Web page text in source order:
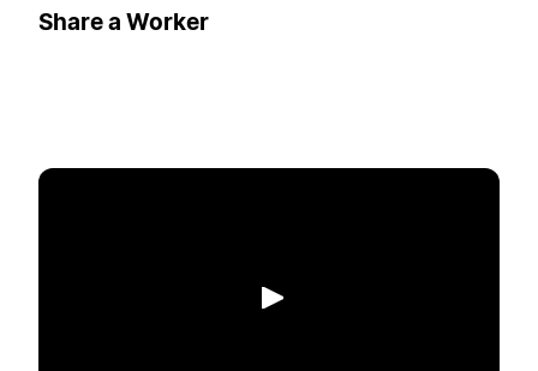
Share a Worker
Reproducir